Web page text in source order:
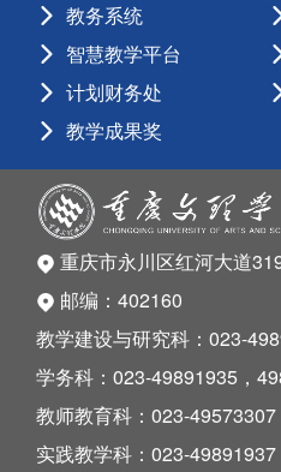
教务系统
智慧教学平台
计划财务处
教学成果奖
重庆市永川区红河大道
邮编：402160
教学建设与研究科：023-
学务科：023-49891935，
教师教育科：023-49573307
实践教学科：023-